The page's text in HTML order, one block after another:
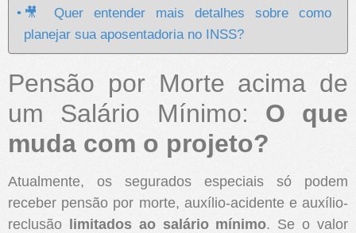
🎥 Quer entender mais detalhes sobre como
planejar sua aposentadoria no INSS?
Pensão por Morte acima de
um Salário Mínimo: O que
muda com o projeto?
Atualmente, os segurados especiais só podem
receber pensão por morte, auxílio-acidente e auxílio-
reclusão limitados ao salário mínimo. Se o valor